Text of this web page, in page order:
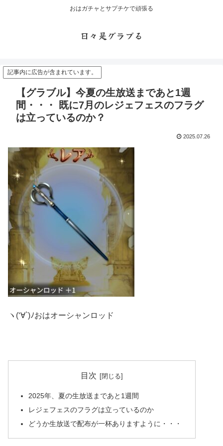
おはガチャとサプチケで頑張る
日々是グラブる
記事内に広告が含まれています。
【グラブル】今夏の生放送まであと1週
間・・・ 既に7月のレジェフェスのフラグ
は立っているのか？
2025.07.26
ヽ(‘∀`)ﾉおはオーシャンロッド
目次
2025年、夏の生放送まであと1週間
レジェフェスのフラグは立っているのか
どうか生放送で配布が一杯ありますように・・・